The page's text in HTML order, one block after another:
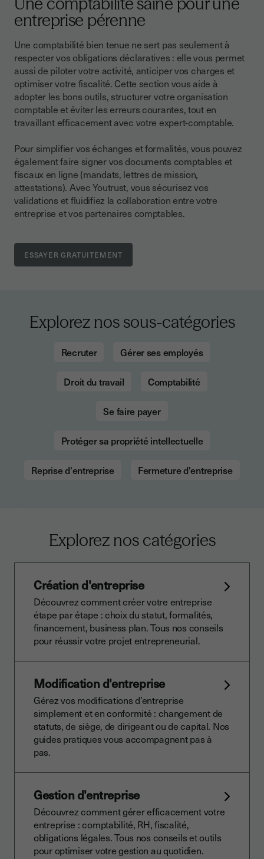
entreprise pérenne
Une comptabilité bien tenue ne sert pas seulement à
respecter vos obligations déclaratives : elle vous permet
aussi de piloter votre activité, anticiper vos charges et
optimiser votre fiscalité. Cette section vous aide à
adopter les bons outils, structurer votre organisation
comptable et éviter les erreurs courantes, tout en
travaillant efficacement avec votre expert-comptable.
Pour simplifier vos échanges et formalités, vous pouvez
également faire signer vos documents comptables et
fiscaux en ligne (mandats, lettres de mission,
attestations). Avec Youtrust, vous sécurisez vos
validations et fluidifiez la collaboration entre votre
entreprise et vos partenaires comptables.
Explorez nos sous-catégories
Recruter Gérer ses employés
Droit du travail Comptabilité
Se faire payer
Protéger sa propriété intellectuelle
Reprise d'entreprise Fermeture d'entreprise
Explorez nos catégories
Création d'entreprise
Découvrez comment créer votre entreprise
étape par étape : choix du statut, formalités,
financement, business plan. Tous nos conseils
pour réussir votre projet entrepreneurial.
Modification d'entreprise
Gérez vos modifications d’entreprise
simplement et en conformité : changement de
statuts, de siège, de dirigeant ou de capital. Nos
guides pratiques vous accompagnent pas à
pas.
Gestion d'entreprise
Découvrez comment gérer efficacement votre
entreprise : comptabilité, RH, fiscalité,
obligations légales. Tous nos conseils et outils
pour optimiser votre gestion au quotidien.